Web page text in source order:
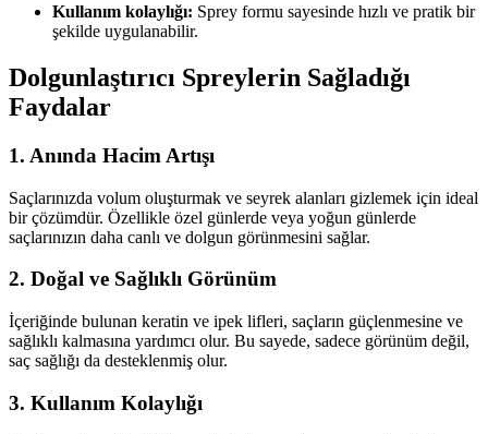
Kullanım kolaylığı: Sprey formu sayesinde hızlı ve pratik bir
şekilde uygulanabilir.
Dolgunlaştırıcı Spreylerin Sağladığı
Faydalar
1. Anında Hacim Artışı
Saçlarınızda volum oluşturmak ve seyrek alanları gizlemek için ideal
bir çözümdür. Özellikle özel günlerde veya yoğun günlerde
saçlarınızın daha canlı ve dolgun görünmesini sağlar.
2. Doğal ve Sağlıklı Görünüm
İçeriğinde bulunan keratin ve ipek lifleri, saçların güçlenmesine ve
sağlıklı kalmasına yardımcı olur. Bu sayede, sadece görünüm değil,
saç sağlığı da desteklenmiş olur.
3. Kullanım Kolaylığı